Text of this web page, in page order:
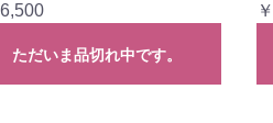
ただいま品切れ中です。